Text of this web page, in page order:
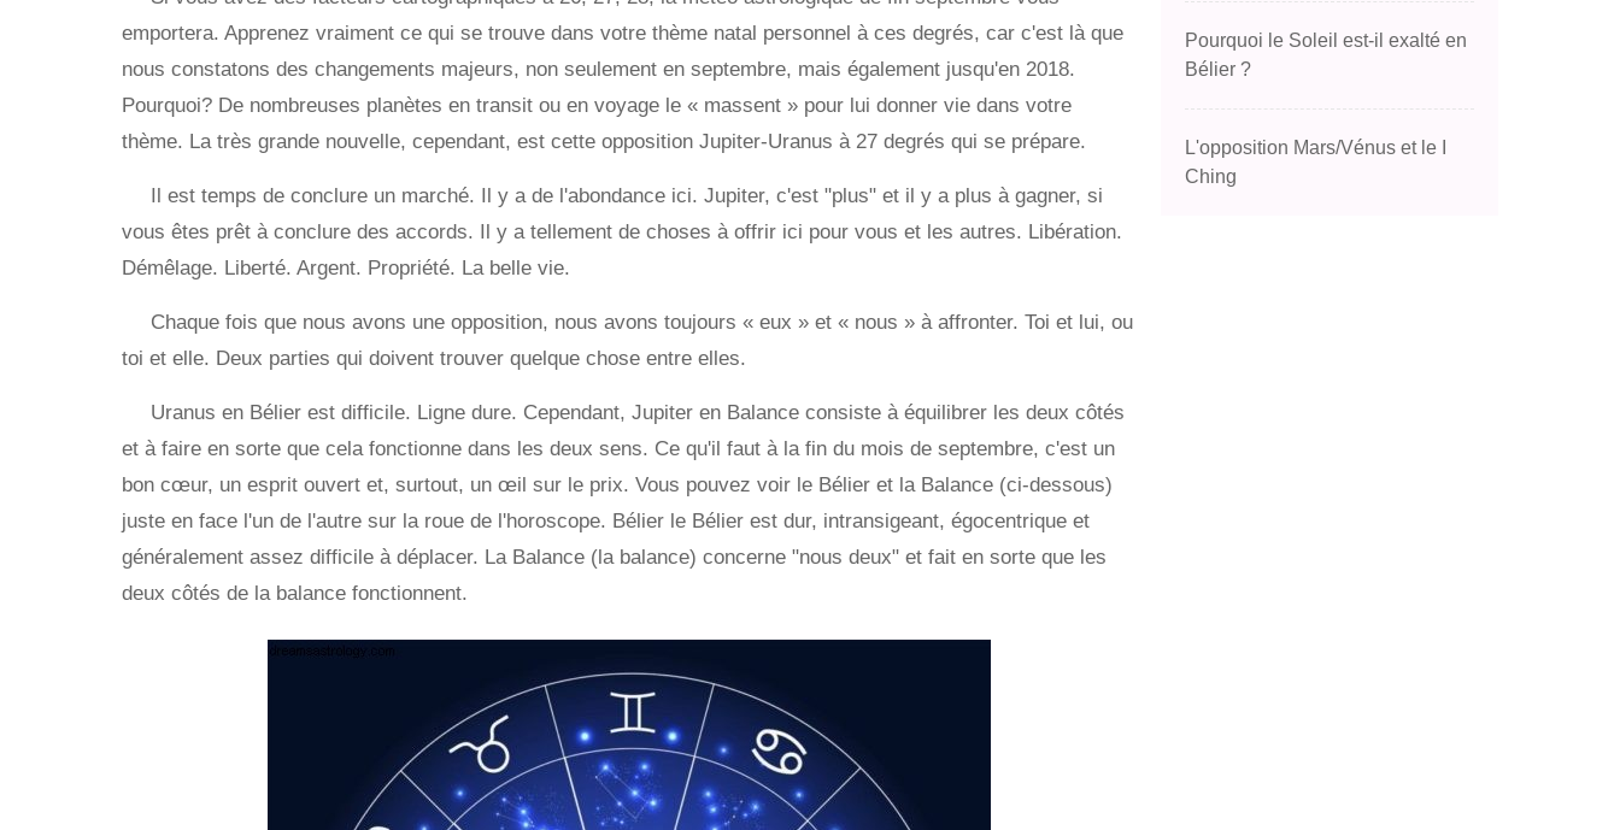
emportera. Apprenez vraiment ce qui se trouve dans votre thème natal personnel à ces degrés, car c'est là que
nous constatons des changements majeurs, non seulement en septembre, mais également jusqu'en 2018.
Pourquoi? De nombreuses planètes en transit ou en voyage le « massent » pour lui donner vie dans votre
thème. La très grande nouvelle, cependant, est cette opposition Jupiter-Uranus à 27 degrés qui se prépare.
Il est temps de conclure un marché. Il y a de l'abondance ici. Jupiter, c'est "plus" et il y a plus à gagner, si
vous êtes prêt à conclure des accords. Il y a tellement de choses à offrir ici pour vous et les autres. Libération.
Démêlage. Liberté. Argent. Propriété. La belle vie.
Chaque fois que nous avons une opposition, nous avons toujours « eux » et « nous » à affronter. Toi et lui, ou
toi et elle. Deux parties qui doivent trouver quelque chose entre elles.
Uranus en Bélier est difficile. Ligne dure. Cependant, Jupiter en Balance consiste à équilibrer les deux côtés
et à faire en sorte que cela fonctionne dans les deux sens. Ce qu'il faut à la fin du mois de septembre, c'est un
bon cœur, un esprit ouvert et, surtout, un œil sur le prix. Vous pouvez voir le Bélier et la Balance (ci-dessous)
juste en face l'un de l'autre sur la roue de l'horoscope. Bélier le Bélier est dur, intransigeant, égocentrique et
généralement assez difficile à déplacer. La Balance (la balance) concerne "nous deux" et fait en sorte que les
deux côtés de la balance fonctionnent.
Pourquoi le Soleil est-il exalté en
Bélier ?
L'opposition Mars/Vénus et le I
Ching